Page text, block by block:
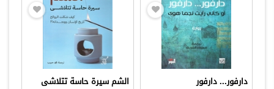
دارفور... دارفور الشم سيرة حاسة تتلاشى